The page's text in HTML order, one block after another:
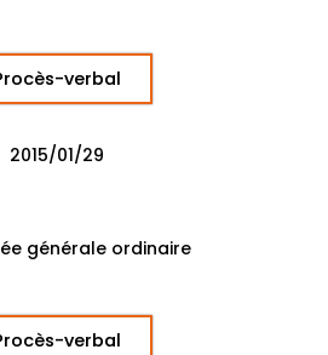
verbal
2015/01/29
générale ordinaire
verbal